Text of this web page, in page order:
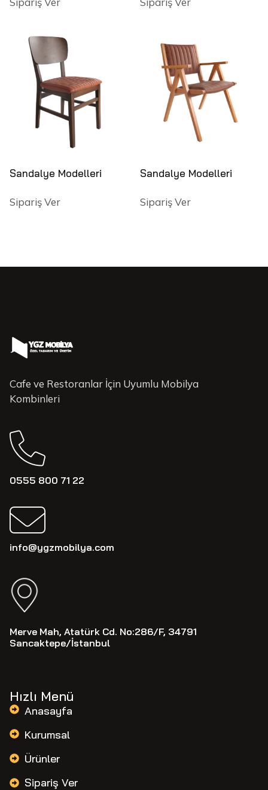
Sandalye Modelleri
Sipariş Ver
Sandalye Modelleri
Sipariş Ver
Cafe ve Restoranlar İçin Uyumlu Mobilya
Kombinleri
0555 800 71 22
info@ygzmobilya.com
Merve Mah, Atatürk Cd. No:286/F, 34791
Sancaktepe/İstanbul
Hızlı Menü
Anasayfa
Kurumsal
Ürünler
Sipariş Ver